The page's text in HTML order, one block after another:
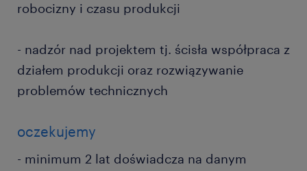
robocizny i czasu produkcji
- nadzór nad projektem tj. ścisła współpraca z
działem produkcji oraz rozwiązywanie
problemów technicznych
oczekujemy
- minimum 2 lat doświadcza na danym